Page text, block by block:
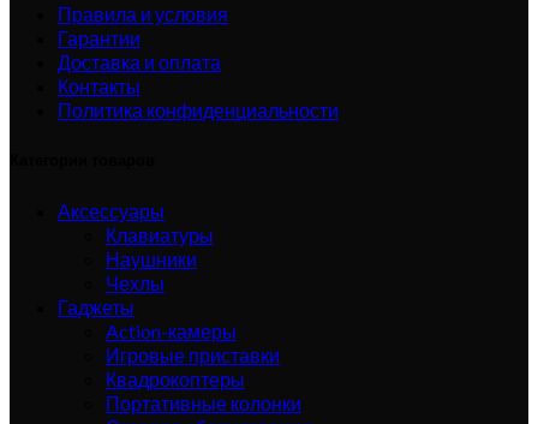
Правила и условия
Гарантии
Доставка и оплата
Контакты
Политика конфиденциальности
Аксессуары
Клавиатуры
Наушники
Чехлы
Гаджеты
Action-камеры
Игровые приставки
Квадрокоптеры
Портативные колонки